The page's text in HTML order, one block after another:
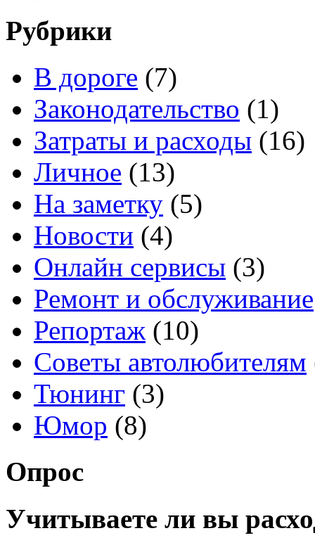
Рубрики
В дороге (7)
Законодательство (1)
Затраты и расходы (16)
Личное (13)
На заметку (5)
Новости (4)
Онлайн сервисы (3)
Ремонт и обслуживание
Репортаж (10)
Советы автолюбителям
Тюнинг (3)
Юмор (8)
Опрос
Учитываете ли вы